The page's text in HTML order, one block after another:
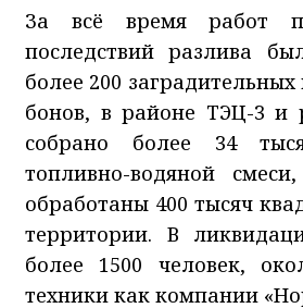
За всё время работ
последствий разлива
более 200
бонов, в районе ТЭЦ-3 и
собрано более 34
топливно-водяной
обработаны 400 тысяч
территории. В
более 1500 человек,
техники как компании